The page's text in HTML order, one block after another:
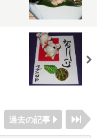
過去の記事